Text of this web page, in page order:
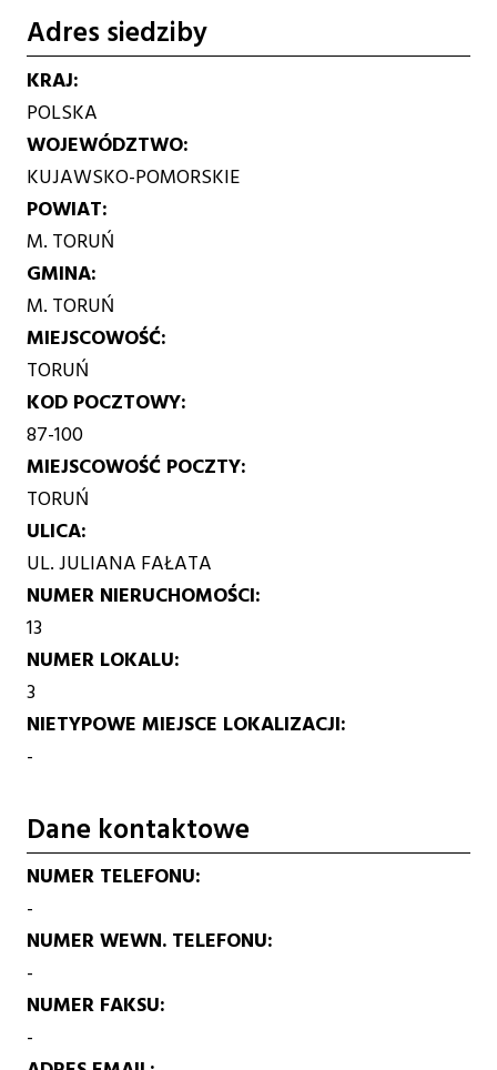
Adres siedziby
KRAJ
POLSKA
WOJEWÓDZTWO
KUJAWSKO-POMORSKIE
POWIAT
M. TORUŃ
GMINA
M. TORUŃ
MIEJSCOWOŚĆ
TORUŃ
KOD POCZTOWY
87-100
MIEJSCOWOŚĆ POCZTY
TORUŃ
ULICA
UL. JULIANA FAŁATA
NUMER NIERUCHOMOŚCI
13
NUMER LOKALU
3
NIETYPOWE MIEJSCE LOKALIZACJI
-
Dane kontaktowe
NUMER TELEFONU
-
NUMER WEWN. TELEFONU
-
NUMER FAKSU
-